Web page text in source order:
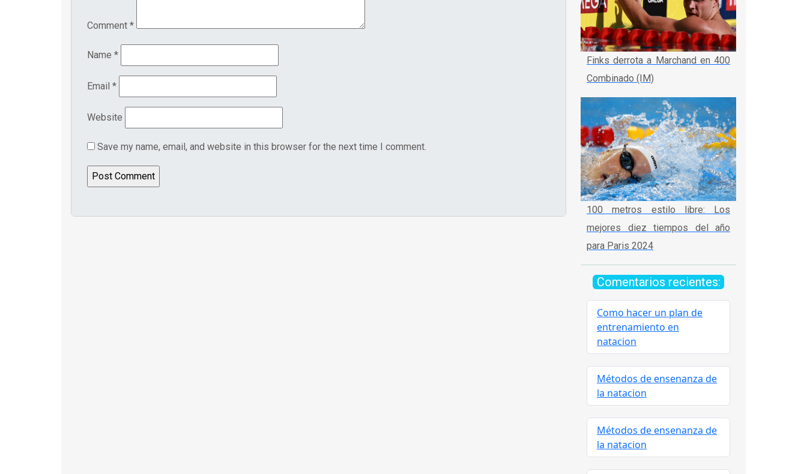
Comment *
Name *
Email *
Website
Save my name, email, and website in this browser for the next time I comment.
Finks derrota a Marchand en 400
Combinado (IM)
100 metros estilo libre: Los
mejores diez tiempos del año
para Paris 2024
Comentarios recientes:
Como hacer un plan de
entrenamiento en
natacion
Métodos de ensenanza de
la natacion
Métodos de ensenanza de
la natacion